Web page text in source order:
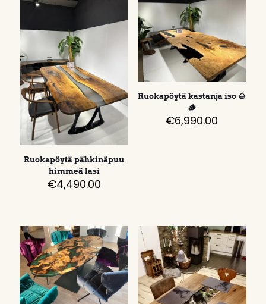
Ruokapöytä pähkinäpuu
himmeä lasi
€4,490.00
Ruokapöytä kastanja iso 🌰
🪵
€6,990.00